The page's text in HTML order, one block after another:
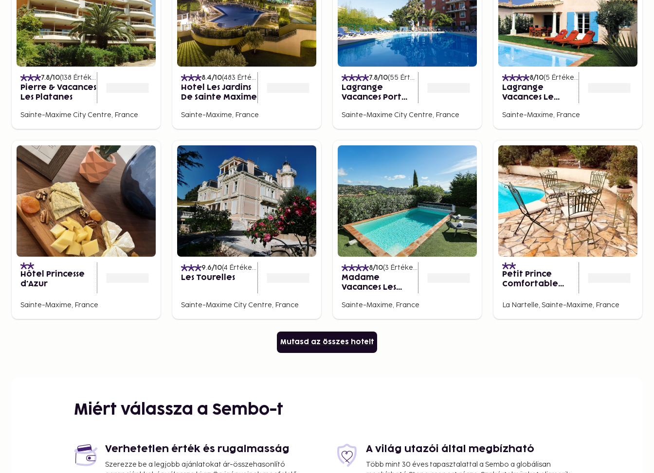
7.8/10(138 Értékelések
Pierre & Vacances
Les Platanes
Sainte-Maxime City Centre, France
8.4/10(483 Értékelések
Hotel Les Jardins
De Sainte Maxime
Sainte-Maxime, France
7.8/10(55 Értékelések
Lagrange
Vacances Port
Sainte-Maxime City Centre, France
8/10(5 Értékelések
Lagrange
Vacances Le
Sainte-Maxime, France
Hôtel Princesse
d'Azur
Sainte-Maxime, France
9.6/10(4 Értékelések
Les Tourelles
Sainte-Maxime City Centre, France
8/10(3 Értékelések
Madame
Vacances Les
Carré Beauchêne
Sainte-Maxime, France
Petit Prince
Comfortable
Residence
La Nartelle, Sainte-Maxime, France
Mutasd az összes hotelt
Miért válassza a Sembo-t
Verhetetlen érték és rugalmasság
Szerezze be a legjobb ajánlatokat ár-összehasonlító
A világ utazói által megbízható
Több mint 30 éves tapasztalattal a Sembo a globálisan